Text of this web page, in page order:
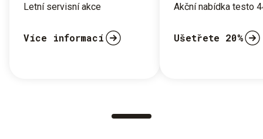
Letní servisní akce
Více informací
Akční nabídka testo
Ušetřete 20%